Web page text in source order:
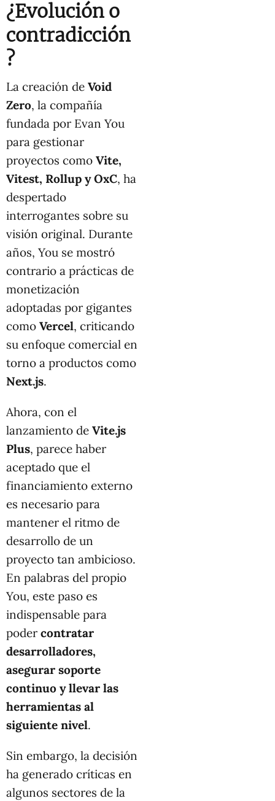
¿Evolución o
contradicción
?
La creación de Void
Zero, la compañía
fundada por Evan You
para gestionar
proyectos como Vite,
Vitest, Rollup y OxC, ha
despertado
interrogantes sobre su
visión original. Durante
años, You se mostró
contrario a prácticas de
monetización
adoptadas por gigantes
como Vercel, criticando
su enfoque comercial en
torno a productos como
Next.js.
Ahora, con el
lanzamiento de Vite.js
Plus, parece haber
aceptado que el
financiamiento externo
es necesario para
mantener el ritmo de
desarrollo de un
proyecto tan ambicioso.
En palabras del propio
You, este paso es
indispensable para
poder contratar
desarrolladores,
asegurar soporte
continuo y llevar las
herramientas al
siguiente nivel.
Sin embargo, la decisión
ha generado críticas en
algunos sectores de la